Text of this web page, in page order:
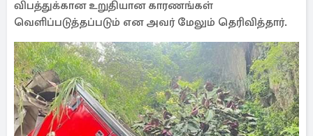
விபத்துக்கான உறுதியான காரணங்கள்
வெளிப்படுத்தப்படும் என அவர் மேலும் தெரிவித்தார்.